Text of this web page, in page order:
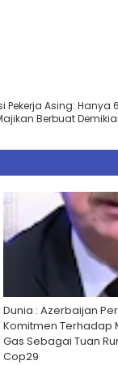
Pekerja Asing: Hanya
Berbuat
Dunia : Azerbaijan
Komitmen Terhadap
Gas Sebagai Tuan
Cop29